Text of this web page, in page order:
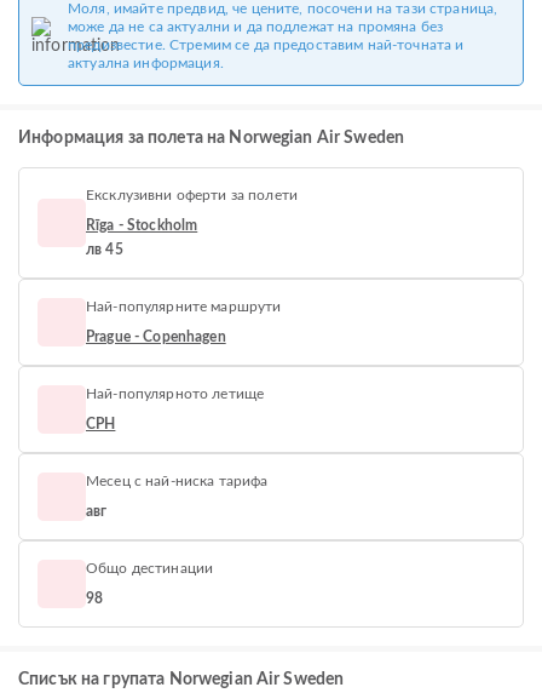
Моля, имайте предвид, че цените, посочени на тази страница,
може да не са актуални и да подлежат на промяна без
предизвестие. Стремим се да предоставим най-точната и
актуална информация.
Информация за полета на Norwegian Air Sweden
Ексклузивни оферти за полети
Rīga - Stockholm
лв 45
Най-популярните маршрути
Prague - Copenhagen
Най-популярното летище
CPH
Месец с най-ниска тарифа
авг
Общо дестинации
98
Списък на групата Norwegian Air Sweden